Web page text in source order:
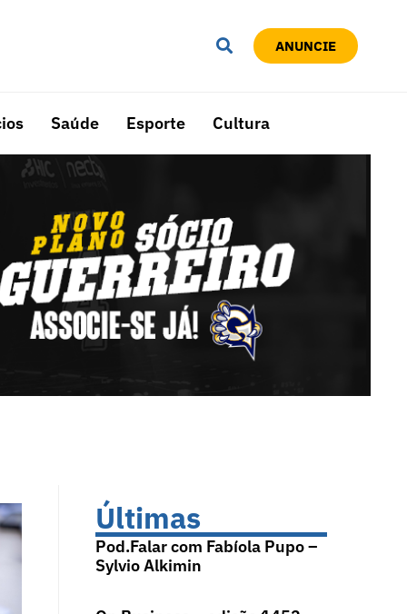
ANUNCIE
Saúde Esporte Cultura
Últimas
Pod.Falar com Fabíola Pupo –
Sylvio Alkimin